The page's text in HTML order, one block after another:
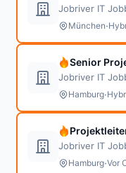
Jobriver IT
München·
Senior
Jobriver IT
Hamburg·
Jobriver IT
Hamburg·Vor